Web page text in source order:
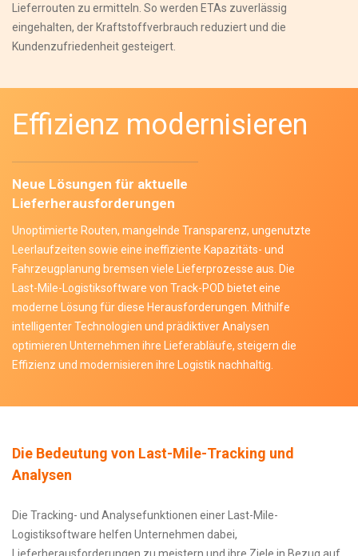
Lieferrouten zu ermitteln. So werden ETAs zuverlässig
eingehalten, der Kraftstoffverbrauch reduziert und die
Kundenzufriedenheit gesteigert.
Effizienz modernisieren
Neue Lösungen für aktuelle
Lieferherausforderungen
Unoptimierte Routen, mangelnde Transparenz, ungenutzte
Leerlaufzeiten sowie eine ineffiziente Kapazitäts- und
Fahrzeugplanung bremsen viele Lieferprozesse aus. Die
Last-Mile-Logistiksoftware von Track-POD bietet eine
moderne Lösung für diese Herausforderungen. Mithilfe
intelligenter Technologien und prädiktiver Analysen
optimieren Unternehmen ihre Lieferabläufe, steigern die
Effizienz und modernisieren ihre Logistik nachhaltig.
Die Bedeutung von Last-Mile-Tracking und
Analysen
Die Tracking- und Analysefunktionen einer Last-Mile-
Logistiksoftware helfen Unternehmen dabei,
Lieferherausforderungen zu meistern und ihre Ziele in Bezug auf